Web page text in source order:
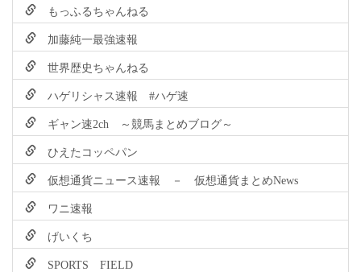
もっふるちゃんねる
加藤純一最強速報
世界歴史ちゃんねる
ハゲリシャス速報 #ハゲ速
ギャン速2ch ～競馬まとめブログ～
ひえたコッペパン
仮想通貨ニュース速報 － 仮想通貨まとめNews
ワニ速報
げいくち
SPORTS FIELD